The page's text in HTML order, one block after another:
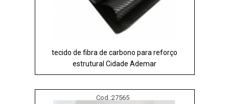
tecido de fibra de carbono para reforço
estrutural Cidade Ademar
Cod.:27565